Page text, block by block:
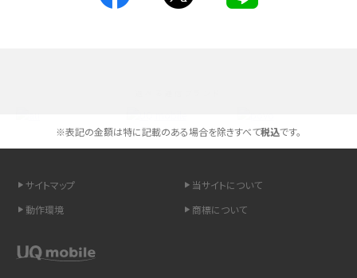
LINEの引き継ぎ方法は？対象データや事前準備・条件・注意点などを解説
LINEの通知がこない時の原因と対処法9選！設定の確認手順も解説
※表記の金額は特に記載のある場合を除きすべて税込です。
サイトマップ
当サイトについて
動作環境
商標について